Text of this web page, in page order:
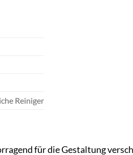
Reiniger
für die Gestaltung